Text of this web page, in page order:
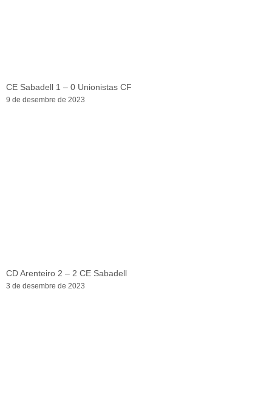
CE Sabadell 1 – 0 Unionistas CF
9 de desembre de 2023
CD Arenteiro 2 – 2 CE Sabadell
3 de desembre de 2023